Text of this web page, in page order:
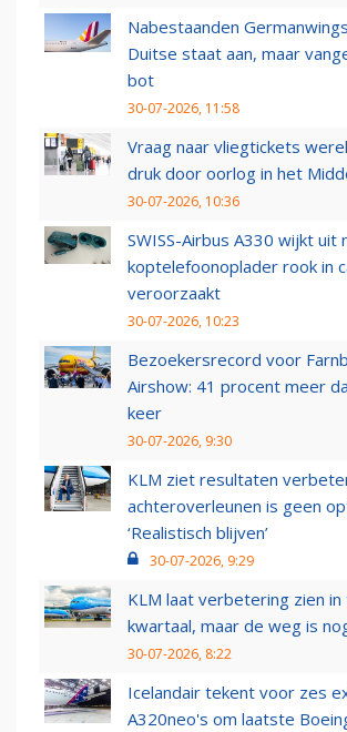
Nabestaanden
Duitse staat aan, maar
bot
30-07-2026, 11:58
Vraag naar vliegtickets
druk door oorlog in het
30-07-2026, 10:36
SWISS-Airbus A330 wijkt uit
koptelefoonoplader rook in
veroorzaakt
30-07-2026, 10:23
Bezoekersrecord voor
Airshow: 41 procent meer
keer
30-07-2026, 9:30
KLM ziet resultaten
achteroverleunen is geen
‘Realistisch blijven’
30-07-2026, 9:29
KLM laat verbetering zien
kwartaal, maar de weg is
30-07-2026, 8:22
Icelandair tekent voor zes
A320neo's om laatste